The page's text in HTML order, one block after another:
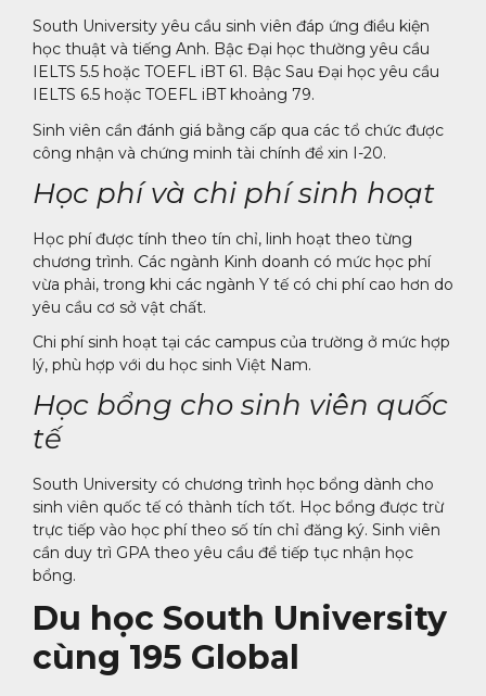
South University yêu cầu sinh viên đáp ứng điều kiện
học thuật và tiếng Anh. Bậc Đại học thường yêu cầu
IELTS 5.5 hoặc TOEFL iBT 61. Bậc Sau Đại học yêu cầu
IELTS 6.5 hoặc TOEFL iBT khoảng 79.
Sinh viên cần đánh giá bằng cấp qua các tổ chức được
công nhận và chứng minh tài chính để xin I-20.
Học phí và chi phí sinh hoạt
Học phí được tính theo tín chỉ, linh hoạt theo từng
chương trình. Các ngành Kinh doanh có mức học phí
vừa phải, trong khi các ngành Y tế có chi phí cao hơn do
yêu cầu cơ sở vật chất.
Chi phí sinh hoạt tại các campus của trường ở mức hợp
lý, phù hợp với du học sinh Việt Nam.
Học bổng cho sinh viên quốc
tế
South University có chương trình học bổng dành cho
sinh viên quốc tế có thành tích tốt. Học bổng được trừ
trực tiếp vào học phí theo số tín chỉ đăng ký. Sinh viên
cần duy trì GPA theo yêu cầu để tiếp tục nhận học
bổng.
Du học South University
cùng 195 Global